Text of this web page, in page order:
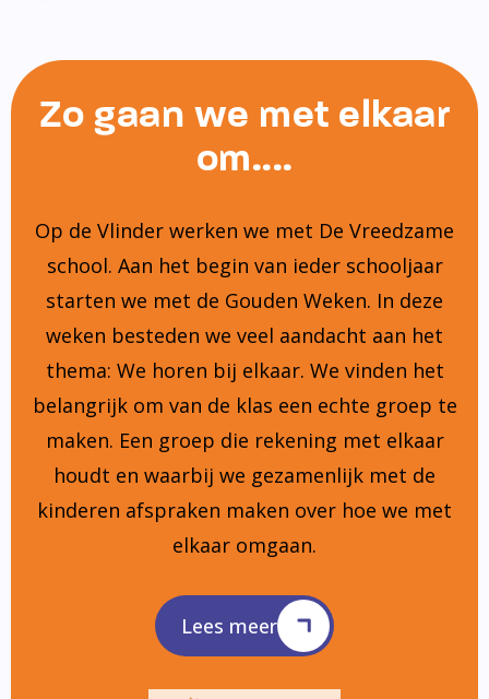
Zo gaan we met elkaar
om....
Op de Vlinder werken we met De Vreedzame
school. Aan het begin van ieder schooljaar
starten we met de Gouden Weken. In deze
weken besteden we veel aandacht aan het
thema: We horen bij elkaar. We vinden het
belangrijk om van de klas een echte groep te
maken. Een groep die rekening met elkaar
houdt en waarbij we gezamenlijk met de
kinderen afspraken maken over hoe we met
elkaar omgaan.
Lees meer